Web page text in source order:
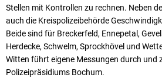
Stellen mit Kontrollen zu rechnen. Neben
auch die Kreispolizeibehörde
Beide sind für Breckerfeld, Ennepetal,
Herdecke, Schwelm, Sprockhövel und
Witten führt eigene Messungen durch und
Polizeipräsidiums Bochum.